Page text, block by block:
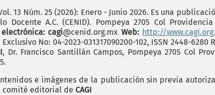
13 Núm. 25 (2026): Enero - Junio 2026. Es una
A.C. (CENID). Pompeya 2705 Col Providencia
cagi@cenid.org.mx Web: http://
No: 04-2023-031317090200-102, ISSN 2448-6280
, Dr. Francisco Santillán Campos, Pompeya 2705 Col
e imágenes de la publicación sin previa
comité editorial de CAGI